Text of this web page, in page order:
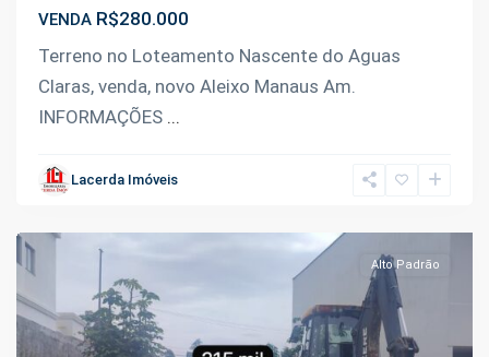
VENDA R$280.000
Terreno no Loteamento Nascente do Aguas
Claras, venda, novo Aleixo Manaus Am.
INFORMAÇÕES ...
Lacerda Imóveis
Negra,
Alto Padrão